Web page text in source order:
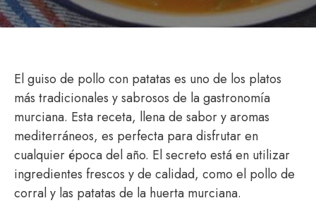
El guiso de pollo con patatas es uno de los platos
más tradicionales y sabrosos de la gastronomía
murciana. Esta receta, llena de sabor y aromas
mediterráneos, es perfecta para disfrutar en
cualquier época del año. El secreto está en utilizar
ingredientes frescos y de calidad, como el pollo de
corral y las patatas de la huerta murciana.